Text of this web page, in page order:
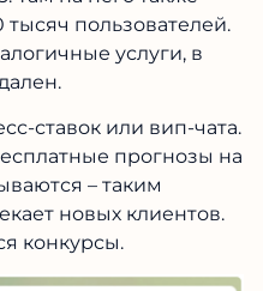
пользователей.
услуги, в
ставок или вип-чата.
прогнозы на
– таким
новых клиентов.
конкурсы.